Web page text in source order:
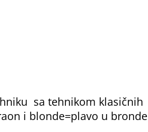
sa tehnikom klasičnih
i blonde=plavo u bronde